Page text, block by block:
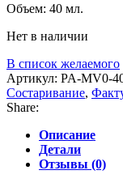
Объем: 40 мл.
Нет в наличии
В список желаемого
Артикул: PA-MV0-
Состаривание,
Share:
Описание
Детали
Отзывы (0)